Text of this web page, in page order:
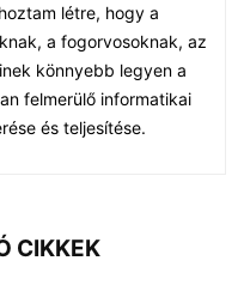
létre, hogy a
a fogorvosoknak, az
könnyebb legyen a
felmerülő informatikai
és teljesítése.
CIKKEK